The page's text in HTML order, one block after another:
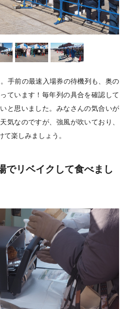
手前の最速入場券の待機列も、奥の
ています！毎年列の具合を確認して
と思いました。みなさんの気合いが
気なのですが、強風が吹いており、
楽しみましょう。
でリベイクして食べまし